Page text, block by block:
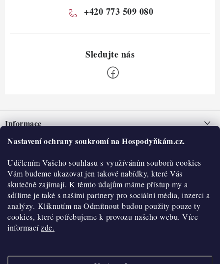
Nastavení ochrany soukromí na Hospodyňkám.cz.
Udělením Vašeho souhlasu s využíváním souborů cookies
Vám budeme ukazovat jen takové nabídky, které Vás
skutečně zajímají. K těmto údajům máme přístup my a
sdílíme je také s našimi partnery pro sociální média, inzerci a
analýzy. Kliknutím na Odmítnout budou použity pouze ty
cookies, které potřebujeme k provozu našeho webu. Více
informacízde.
+420 773 509 080
pInformace
Nepřevzetí zásilky na dobírku
Obchodní podmínky
Hodnocení obchodu
Blog
Moje objednávka
O nás
Historie
Kontakty
O nákupu
Reklamace a vratky
Výdejní místa